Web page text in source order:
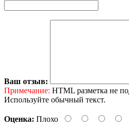
Ваш отзыв:
Примечание: HTML разметка не
Используйте обычный текст.
Оценка: Плохо